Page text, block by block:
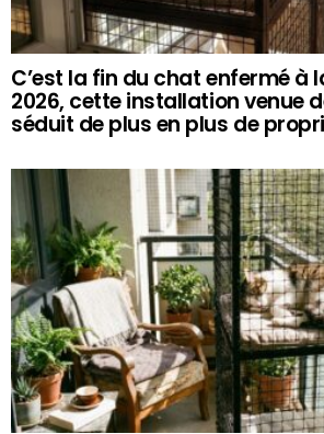
C’est la fin du chat enfermé à
2026, cette installation venue
séduit de plus en plus de